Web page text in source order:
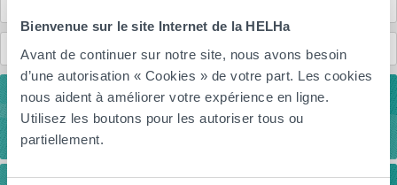
Bienvenue sur le site Internet de la HELHa
Avant de continuer sur notre site, nous avons besoin
d’une autorisation « Cookies » de votre part. Les cookies
nous aident à améliorer votre expérience en ligne.
Utilisez les boutons pour les autoriser tous ou
partiellement.
Anciennes et anciens étudiants (Alumni)
Télécharge la brochure